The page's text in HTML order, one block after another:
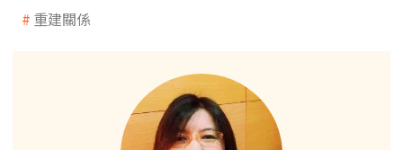
重建關係